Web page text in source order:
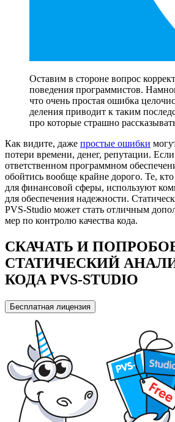
Оставим в стороне вопрос
поведения программистов.
что очень простая ошибка
деления приводит к таким
про которые страшно
Как видите, даже простые ошибки
потери времени, денег, репутации.
ответственном программном
обойтись вообще крайне дорого. Те,
для финансовой сферы, используют
для обеспечения надежности.
PVS‑Studio может стать отличным
мер по контролю качества кода.
СКАЧАТЬ И
СТАТИЧЕСКИЙ
КОДА PVS‑STUDIO
Бесплатная лицензия